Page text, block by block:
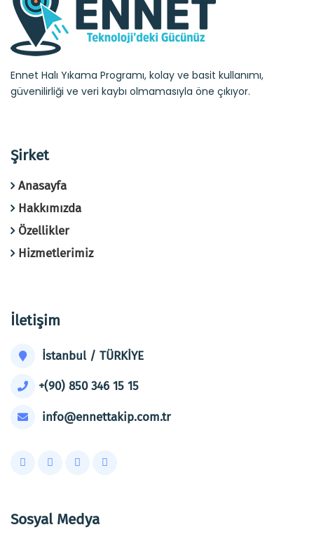
Ennet Halı Yıkama Programı, kolay ve basit kullanımı,
güvenilirliği ve veri kaybı olmamasıyla öne çıkıyor.
Şirket
Anasayfa
Hakkımızda
Özellikler
Hizmetlerimiz
İletişim
İstanbul / TÜRKİYE
+(90) 850 346 15 15
info@ennettakip.com.tr
Sosyal Medya